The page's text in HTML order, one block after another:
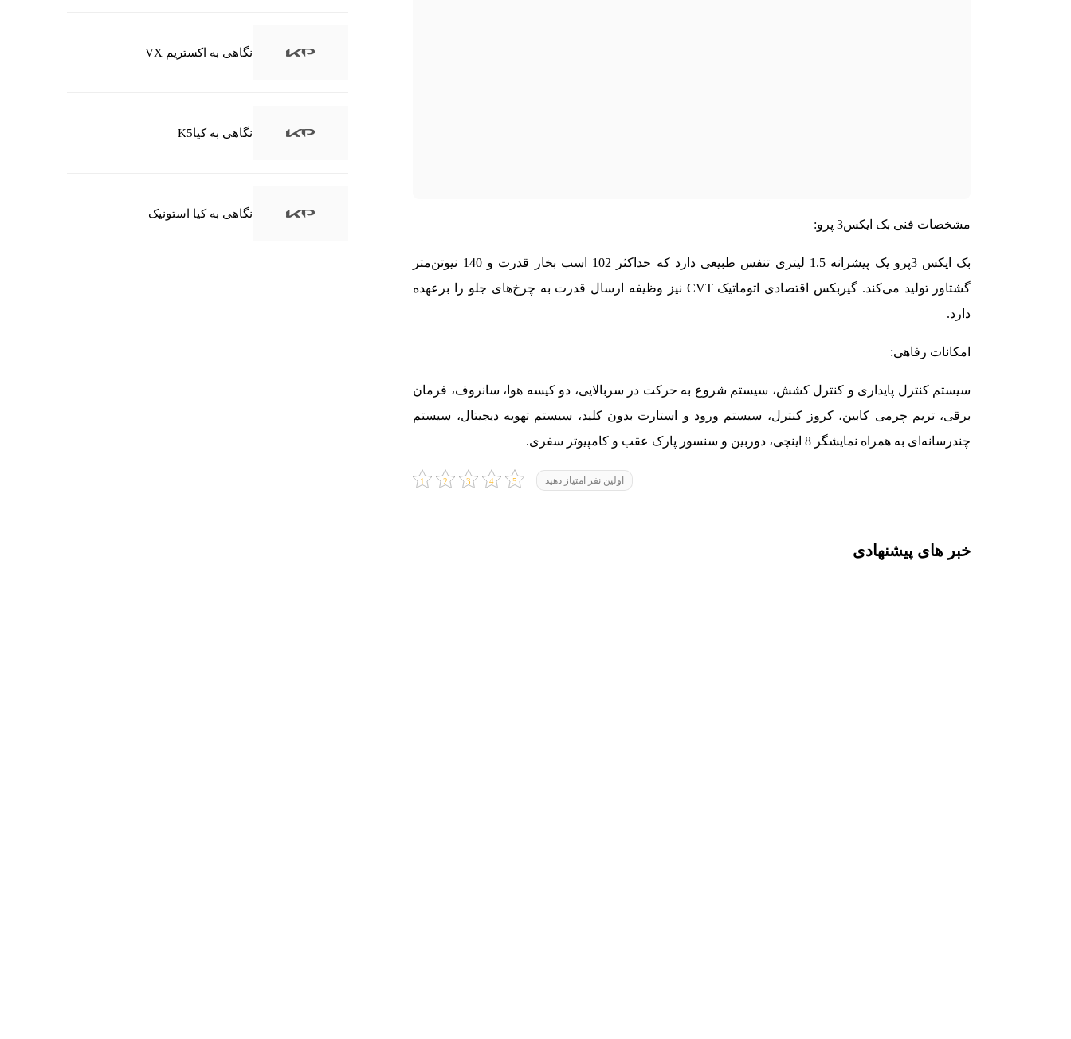
مشخصات فنی بک ایکس3 پرو:
بک ایکس 3پرو یک پیشرانه 1.5 لیتری تنفس طبیعی دارد که حداکثر 102 اسب بخار قدرت و 140 نیوتن‌متر
گشتاور تولید می‌کند. گیربکس اقتصادی اتوماتیک CVT‌ نیز وظیفه ارسال قدرت به چرخ‌های جلو را برعهده
دارد.
امکانات رفاهی:
سیستم کنترل پایداری و کنترل کشش، سیستم شروع به حرکت در سربالایی، دو کیسه هوا، سانروف، فرمان
برقی، تریم چرمی کابین، کروز کنترل، سیستم ورود و استارت بدون کلید، سیستم تهویه دیجیتال، سیستم
چندرسانه‌ای به همراه نمایشگر 8 اینچی، دوربین و سنسور پارک عقب و کامپیوتر سفری.
اولین نفر امتیاز دهید
خبر های پیشنهادی
نگاهی به اکستریم VX
نگاهی به کیاK5
نگاهی به کیا استونیک